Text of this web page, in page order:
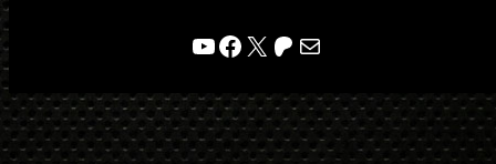
YouTube
Facebook
X Patreon
Correo electrónico